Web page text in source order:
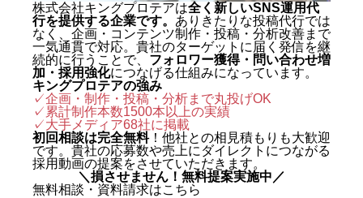
株式会社キングプロテアは全く新しいSNS運用代
行を提供する企業です。 ありきたりな投稿代行では
なく、企画・コンテンツ制作・投稿・分析改善まで
一気通貫で対応。貴社のターゲットに届く発信を継
続的に行うことで、 フォロワー獲得・問い合わせ増
加・採用強化につなげる仕組みになっています。
キングプロテアの強み
✓企画・制作・投稿・分析まで丸投げOK
✓累計制作本数1500本以上の実績
✓大手メディア68社に掲載
初回相談は完全無料！他社との相見積もりも大歓迎
です。貴社の応募数や売上にダイレクトにつながる
採用動画の提案をさせていただきます。
＼損させません！無料提案実施中／
無料相談・資料請求はこちら